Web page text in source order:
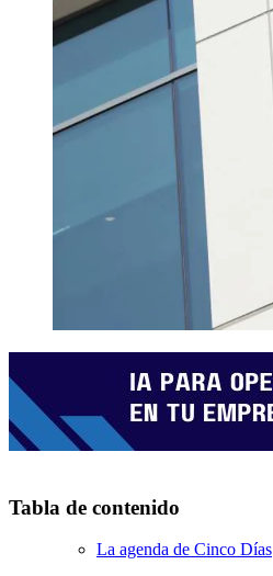
Tabla de contenido
La agenda de Cinco Días